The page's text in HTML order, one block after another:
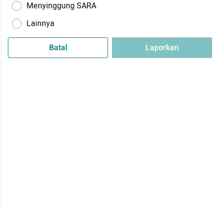
Menyinggung SARA
Lainnya
Batal Laporkan